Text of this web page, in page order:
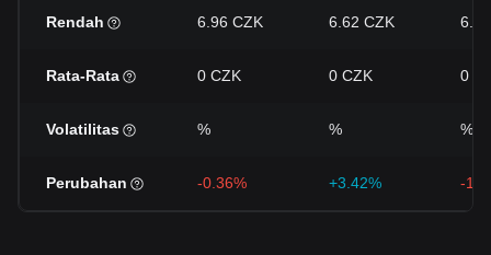
Rendah 6.96 CZK 6.62 CZK
Rata-Rata 0 CZK 0 CZK 0
Volatilitas % % %
Perubahan -0.36% +3.42% -